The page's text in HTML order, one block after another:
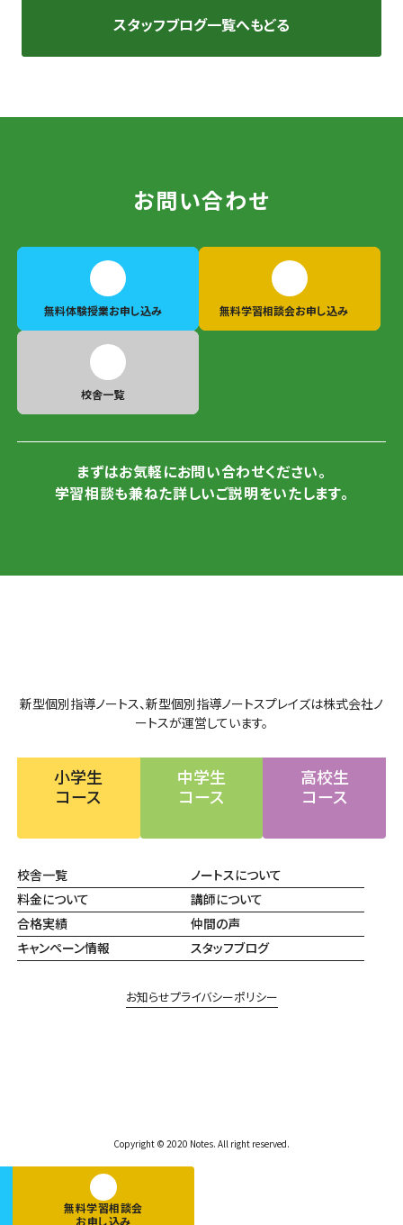
無料学習相談会
お申し込み
スタッフブログ一覧へもどる
お問い合わせ
無料体験授業お申し込み 無料学習相談会お申し込み
校舎一覧
まずはお気軽にお問い合わせください。
学習相談も兼ねた詳しいご説明をいたします。
新型個別指導ノートス、新型個別指導ノートスプレイズは株式会社ノ
ートスが運営しています。
Copyright © 2020 Notes. All right reserved.
小学生
コース
中学生
コース
高校生
コース
校舎一覧
ノートスについて
料金について
講師について
合格実績
仲間の声
キャンペーン情報
スタッフブログ
お知らせプライバシーポリシー